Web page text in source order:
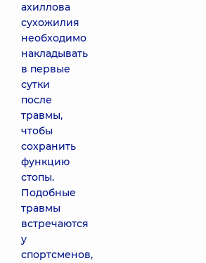
ахиллова
сухожилия
необходимо
накладывать
в первые
сутки
после
травмы,
чтобы
сохранить
функцию
стопы.
Подобные
травмы
встречаются
у
спортсменов,